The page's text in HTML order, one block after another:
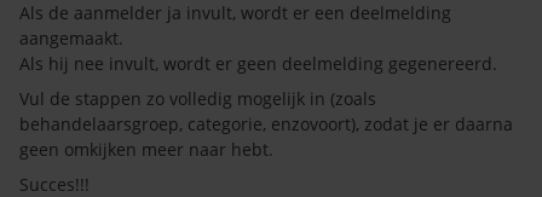
Als de aanmelder ja invult, wordt er een deelmelding
aangemaakt.
Als hij nee invult, wordt er geen deelmelding gegenereerd.
Vul de stappen zo volledig mogelijk in (zoals
behandelaarsgroep, categorie, enzovoort), zodat je er daarna
geen omkijken meer naar hebt.
Succes!!!